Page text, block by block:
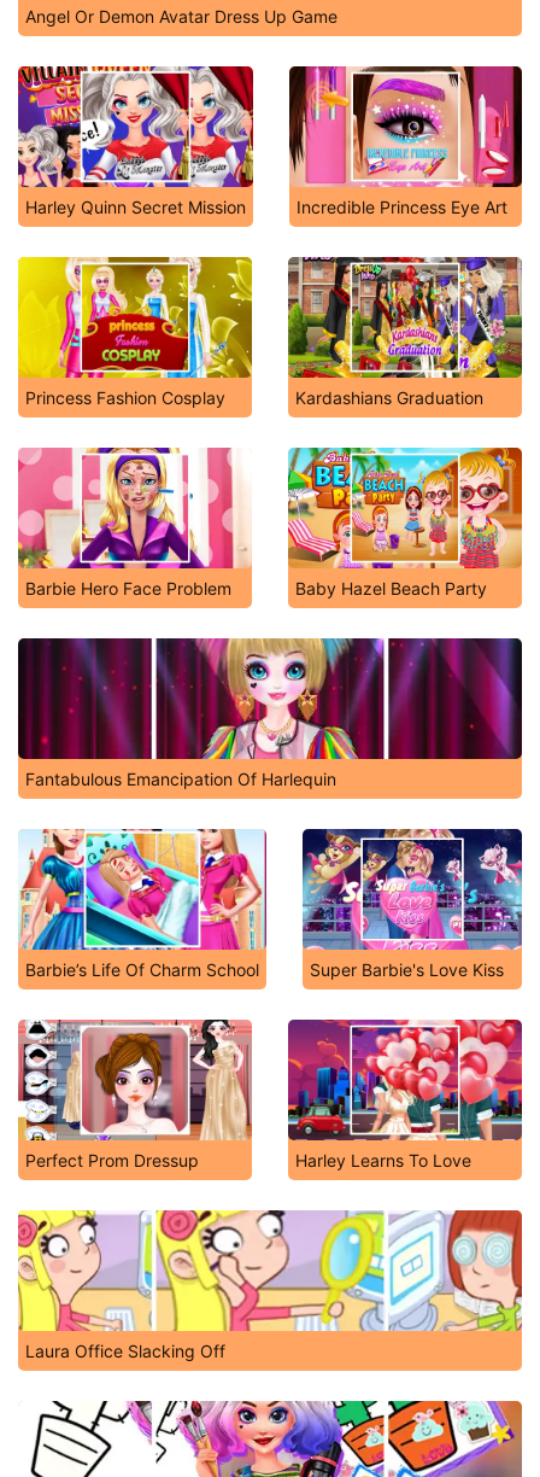
Angel Or Demon Avatar Dress Up Game
Harley Quinn Secret Mission Incredible Princess Eye Art
Princess Fashion Cosplay Kardashians Graduation
Barbie Hero Face Problem Baby Hazel Beach Party
Fantabulous Emancipation Of Harlequin
Barbie’s Life Of Charm School Super Barbie's Love Kiss
Perfect Prom Dressup Harley Learns To Love
Laura Office Slacking Off